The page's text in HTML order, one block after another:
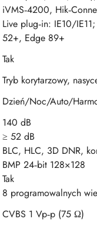
iVMS‑4200,
Live plug‑in: IE10/
52+, Edge 89+
Tak
Tryb korytarzowy,
Dzień/Noc/Auto/
140 dB
≥ 52 dB
BLC, HLC, 3D DNR,
BMP 24‑bit 128×128
Tak
8 programowalnych
CVBS 1 Vp‑p (75 Ω)